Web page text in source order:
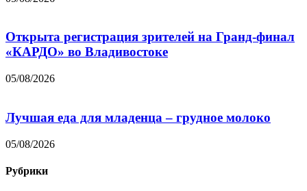
Открыта регистрация зрителей на Гранд-финал
«КАРДО» во Владивостоке
05/08/2026
Лучшая еда для младенца – грудное молоко
05/08/2026
Рубрики